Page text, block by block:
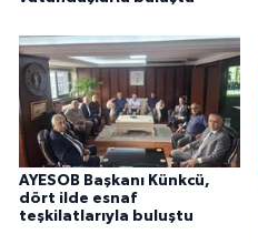
AYESOB Başkanı Künkcü,
dört ilde esnaf
teşkilatlarıyla buluştu